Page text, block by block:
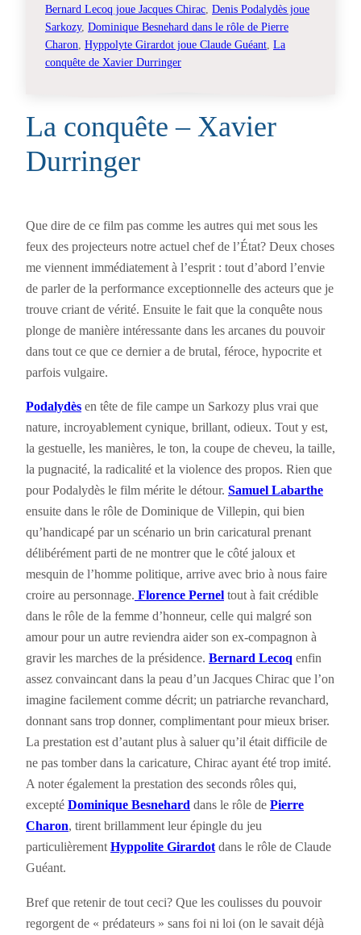
Bernard Lecoq joue Jacques Chirac Denis Podalydès joue
Sarkozy, Dominique Besnehard dans le rôle de Pierre
Charon Hyppolyte Girardot joue Claude Guéant La
conquête de Xavier Durringer
La conquête – Xavier
Durringer
Que dire de ce film pas comme les autres qui met sous les
feux des projecteurs notre actuel chef de l’État? Deux choses
me viennent immédiatement à l’esprit : tout d’abord l’envie
de parler de la performance exceptionnelle des acteurs que je
trouve criant de vérité. Ensuite le fait que la conquête nous
plonge de manière intéressante dans les arcanes du pouvoir
dans tout ce que ce dernier a de brutal, féroce, hypocrite et
parfois vulgaire.
Podalydès en tête de file campe un Sarkozy plus vrai que
nature, incroyablement cynique, brillant, odieux. Tout y est,
la gestuelle, les manières, le ton, la coupe de cheveu, la taille,
la pugnacité, la radicalité et la violence des propos. Rien que
pour Podalydès le film mérite le détour. Samuel Labarthe
ensuite dans le rôle de Dominique de Villepin, qui bien
qu’handicapé par un scénario un brin caricatural prenant
délibérément parti de ne montrer que le côté jaloux et
mesquin de l’homme politique, arrive avec brio à nous faire
croire au personnage. Florence Pernel tout à fait crédible
dans le rôle de la femme d’honneur, celle qui malgré son
amour pour un autre reviendra aider son ex-compagnon à
gravir les marches de la présidence. Bernard Lecoq enfin
assez convaincant dans la peau d’un Jacques Chirac que l’on
imagine facilement comme décrit; un patriarche revanchard,
donnant sans trop donner, complimentant pour mieux briser.
La prestation est d’autant plus à saluer qu’il était difficile de
ne pas tomber dans la caricature, Chirac ayant été trop imité.
A noter également la prestation des seconds rôles qui,
excepté Dominique Besnehard dans le rôle de Pierre
Charon, tirent brillamment leur épingle du jeu
particulièrementHyppolite Girardotdans le rôle de Claude
Guéant.
Bref que retenir de tout ceci? Que les coulisses du pouvoir
regorgent de « prédateurs » sans foi ni loi (on le savait déjà